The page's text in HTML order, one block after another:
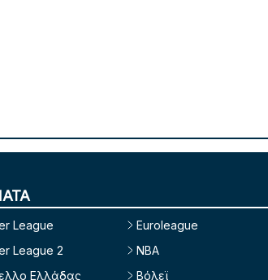
League
League 2
Ελλάδας
Euroleague
NBA
Βόλεϊ